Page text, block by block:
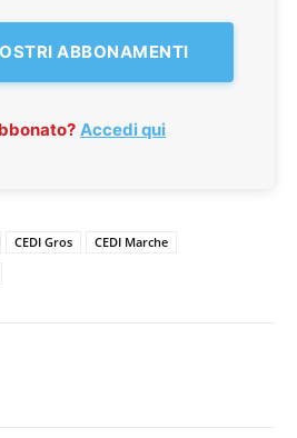
ABBONAMENTI
Accedi qui
CEDI Gros
CEDI Marche